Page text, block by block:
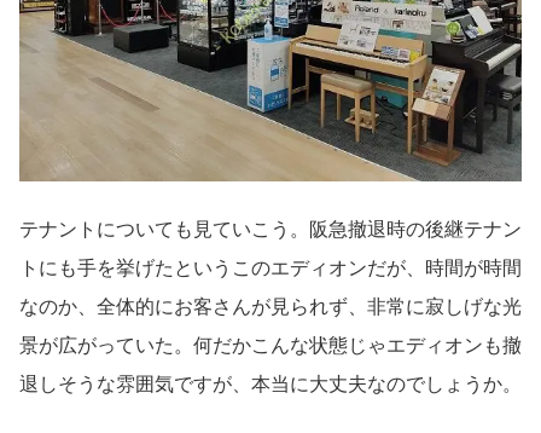
テナントについても見ていこう。阪急撤退時の後継テナン
トにも手を挙げたというこのエディオンだが、時間が時間
なのか、全体的にお客さんが見られず、非常に寂しげな光
景が広がっていた。何だかこんな状態じゃエディオンも撤
退しそうな雰囲気ですが、本当に大丈夫なのでしょうか。